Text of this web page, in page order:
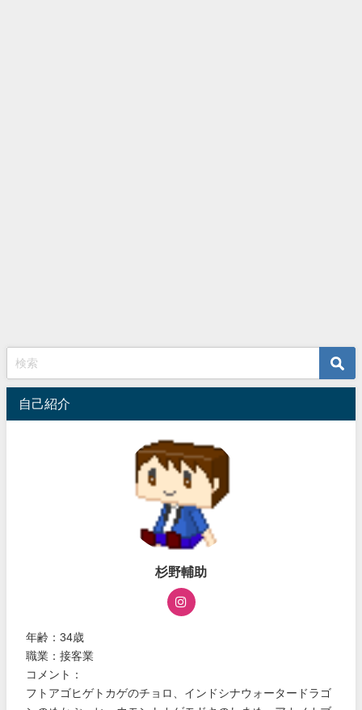
自己紹介
杉野輔助
年齢：34歳
職業：接客業
コメント：
フトアゴヒゲトカゲのチョロ、インドシナウォータードラゴ